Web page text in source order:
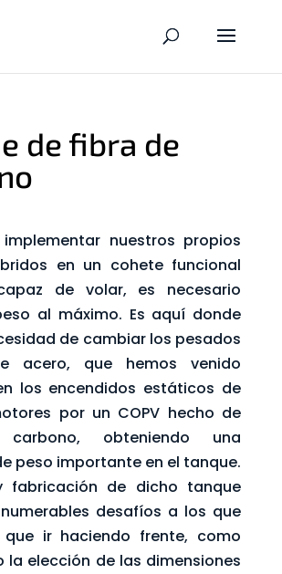
de fibra de
nuestros propios
en un cohete funcional
de volar, es necesario
al máximo. Es aquí donde
de cambiar los pesados
acero, que hemos venido
los encendidos estáticos de
por un COPV hecho de
obteniendo una
peso importante en el tanque.
fabricación de dicho tanque
desafíos a los que
que ir haciendo frente, como
la elección de las dimensiones